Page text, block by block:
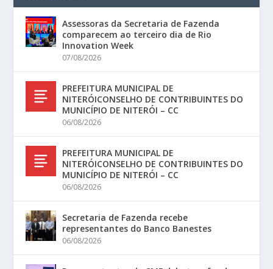
Assessoras da Secretaria de Fazenda
comparecem ao terceiro dia de Rio
Innovation Week
07/08/2026
PREFEITURA MUNICIPAL DE
NITERÓICONSELHO DE CONTRIBUINTES DO
MUNICÍPIO DE NITERÓI – CC
06/08/2026
PREFEITURA MUNICIPAL DE
NITERÓICONSELHO DE CONTRIBUINTES DO
MUNICÍPIO DE NITERÓI – CC
06/08/2026
Secretaria de Fazenda recebe
representantes do Banco Banestes
06/08/2026